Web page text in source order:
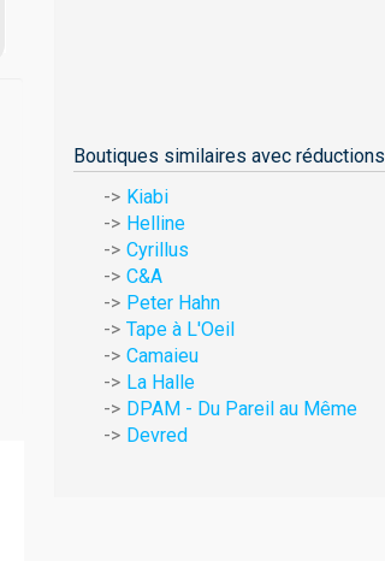
Boutiques similaires avec réductions
Kiabi
Helline
Cyrillus
C&A
Peter Hahn
Tape à L'Oeil
Camaieu
La Halle
DPAM - Du Pareil au Même
Devred